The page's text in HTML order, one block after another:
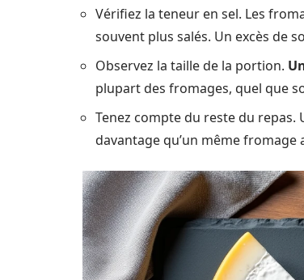
Vérifiez la teneur en sel. Les
souvent plus salés. Un excès de
Observez la taille de la portion.
plupart des fromages, quel que
Tenez compte du reste du
davantage qu’un même fromage